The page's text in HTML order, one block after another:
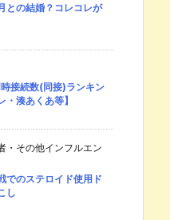
との結婚？コレコレが
接続数(同接)ランキン
湊あくあ等】
・その他インフルエン
でのステロイド使用ド
し